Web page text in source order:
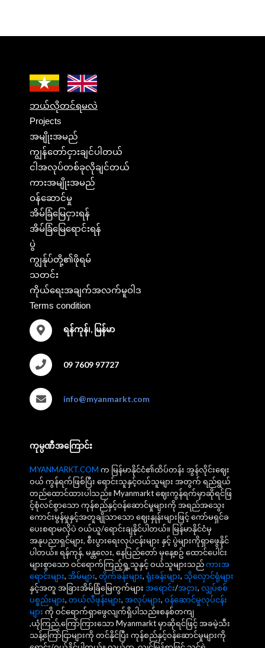
ဘယ်လိုတင်ရမလဲ
Projects
အမျိုးအမည်
ကျွန်တော်ငှားချင်ပါတယ်
ငါအလုပ်တစ်ခုလိုချင်တယ်
ကားအမျိုးအမည်
ဝန်ဆောင်မှု
အိမ်ခြံမြေငှားရန်
အိမ်ခြံမြေရောင်းရန်
ပွဲ
ကျွန်ုပ်တို့၏ဖိုရမ်
သတင်း
ကိုယ်ရေးအချက်အလက်မူဝါဒ
Terms condition
ရန်ကုန်၊, မြန်မာ
09 7609 97727
info@myanmarkt.com
ကုမ္ပဏီအကြောင်း
MYANMARKT.COM က မြန်မာနိုင်ငံ၏ထိပ်တန်း အွန်လိုင်းဈေး
ဝယ် ကွန်ရက်ဖြစ်ပြီး ရောင်းသူနှင့်ဝယ်သူများ အတွက် ရည်ရွယ်
တည်ထောင်ထားပါသည်။ Myanmarkt ဈေးကွန်ရက်မှာဆိုရင်ဖြ
င့်စုံလင်စွာသော ကုန်စည်နှင့်ဝန်ဆောင်မှုများကို အရည်အသွေး
ကောင်းမွန်မှုနှင့်အတူချိုသာသော ဈေးနှုန်းများဖြင့် ကော်မရှင်ခ
ပေးစရာမလိုပဲ ဝယ်ယူ/ရောင်းချနိုင်ပါတယ်။ မြန်မာနိုင်ငံမှ
အနုပညာရှင်များ, စီးပွားရေးလုပ်ငန်းများ နှင့် ပွဲများကိုရှာဖွေနိုင်
ပါတယ်။ ရန်ကုန်, မန္တလေး, နေပြည်တော် မှနေ့စဥ် ထောင်ပေါင်း
များစွာသော ဝင်ရောက်ကြည့်ရှု့သူနှင့် ဝယ်သူများသည်ကားအ
ရောင်းများ, အိမ်များ, တိုက်ခန်းများ, ရုံးခန်းများ, သိုလှောင်ရုံများ
နှင့်အတူ အခြားအိမ်ခြံမြေကွက်များ အရောင်း/အငှား, လျှပ်စစ်
ပစ္စည်းများ, တယ်လီဖုန်းများ, အလုပ်များ, ဝန်ဆောင်မှုလုပ်ငန်း
များ ကို ဝင်ရောက်ရှာဖွေလျက်ရှိပါသည်။စနစ်တကျ
,ယုံကြည်,ကြော်ကြားသော Myanmarkt မှာဆိုရင်ဖြင့် အခမဲ့သီး
သန့်ကြော်ငြာများကို တင်နိုင်ပြီး ကုန်စည်နှင့်ဝန်ဆောင်မှုများကို